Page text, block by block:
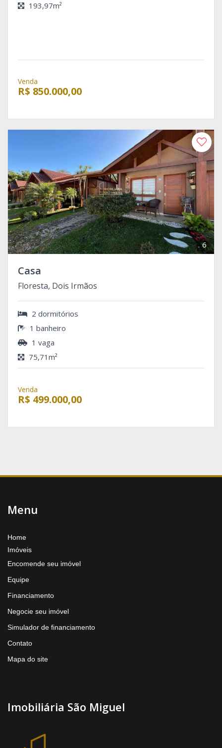
193,97m²
Venda
R$ 850.000,00
6
Casa
Floresta, Dois Irmãos
2 dormitórios
1 banheiro
1 vaga
75,71m²
Venda
R$ 499.000,00
Menu
Home
Imóveis
Encomende seu imóvel
Equipe
Financiamento
Negocie seu imóvel
Simulador de financiamento
Contato
Mapa do site
Imobiliária São Miguel